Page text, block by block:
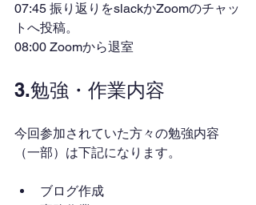
07:45 振り返りをslackかZoomのチャッ
トへ投稿。
08:00 Zoomから退室
3.勉強・作業内容
今回参加されていた方々の勉強内容
（一部）は下記になります。
ブログ作成